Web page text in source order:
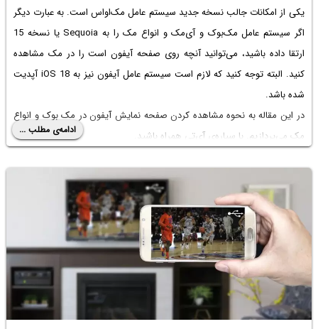
یکی از امکانات جالب نسخه جدید سیستم عامل مک‌او‌اس است. به عبارت دیگر
اگر سیستم عامل مک‌بوک و آی‌مک و انواع مک را به Sequoia یا نسخه 15
ارتقا داده باشید، می‌توانید آنچه روی صفحه آیفون است را در مک مشاهده
کنید. البته توجه کنید که لازم است سیستم عامل آیفون نیز به iOS 18 آپدیت
شده باشد.
در این مقاله به نحوه مشاهده کردن صفحه نمایش آیفون در مک بوک و انواع
مک می‌پردازیم. با سیاره‌ی آی‌تی همراه باشید.
ادامه‌ی مطلب ...